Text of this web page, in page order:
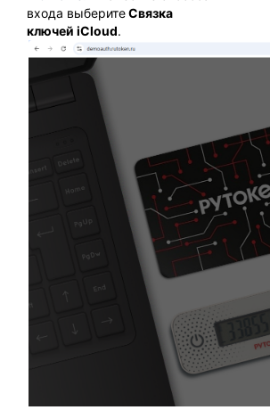
входа выберитеСвязка
ключей iCloud.